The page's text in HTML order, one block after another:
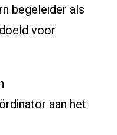
begeleider als
voor
aan het